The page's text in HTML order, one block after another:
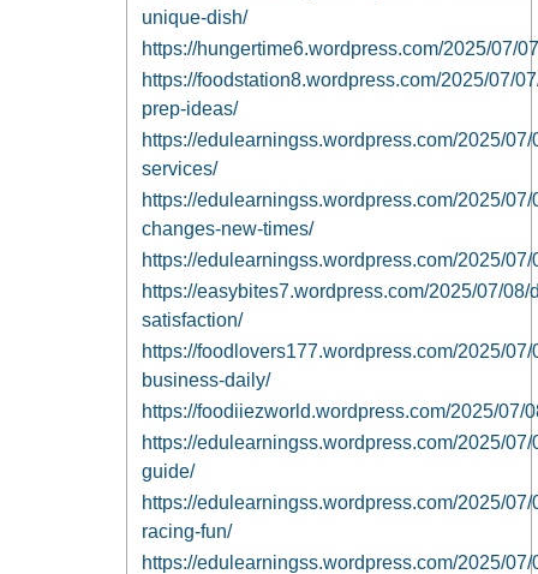
unique-dish/
https://hungertime6.wordpress.com/2025/07/
https://foodstation8.wordpress.com/2025/07/
prep-ideas/
https://edulearningss.wordpress.com/2025/
services/
https://edulearningss.wordpress.com/2025/
changes-new-times/
https://edulearningss.wordpress.com/2025/
https://easybites7.wordpress.com/2025/07/
satisfaction/
https://foodlovers177.wordpress.com/2025/
business-daily/
https://foodiiezworld.wordpress.com/2025/
https://edulearningss.wordpress.com/2025/
guide/
https://edulearningss.wordpress.com/2025/
racing-fun/
https://edulearningss.wordpress.com/2025/